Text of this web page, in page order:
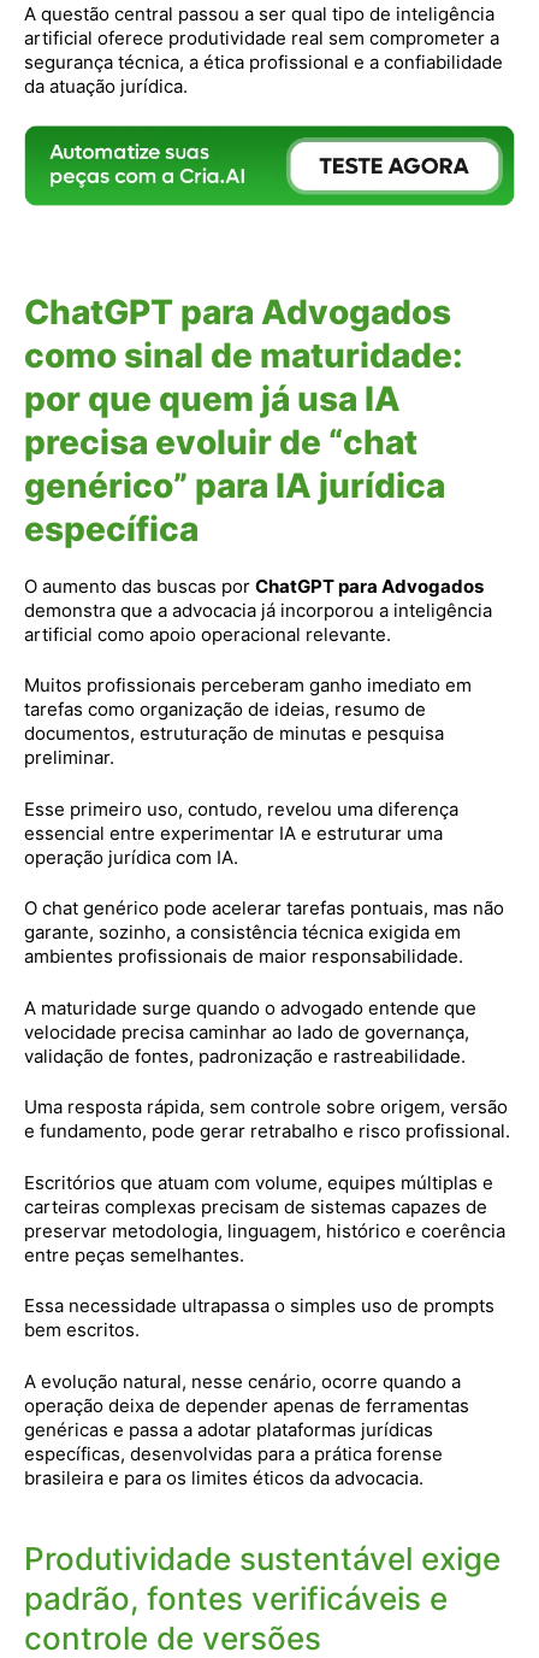
A questão central passou a ser qual tipo de inteligência
artificial oferece produtividade real sem comprometer a
segurança técnica, a ética profissional e a confiabilidade
da atuação jurídica.
ChatGPT para Advogados
como sinal de maturidade:
por que quem já usa IA
precisa evoluir de “chat
genérico” para IA jurídica
específica
O aumento das buscas por ChatGPT para Advogados
demonstra que a advocacia já incorporou a inteligência
artificial como apoio operacional relevante.
Muitos profissionais perceberam ganho imediato em
tarefas como organização de ideias, resumo de
documentos, estruturação de minutas e pesquisa
preliminar.
Esse primeiro uso, contudo, revelou uma diferença
essencial entre experimentar IA e estruturar uma
operação jurídica com IA.
O chat genérico pode acelerar tarefas pontuais, mas não
garante, sozinho, a consistência técnica exigida em
ambientes profissionais de maior responsabilidade.
A maturidade surge quando o advogado entende que
velocidade precisa caminhar ao lado de governança,
validação de fontes, padronização e rastreabilidade.
Uma resposta rápida, sem controle sobre origem, versão
e fundamento, pode gerar retrabalho e risco profissional.
Escritórios que atuam com volume, equipes múltiplas e
carteiras complexas precisam de sistemas capazes de
preservar metodologia, linguagem, histórico e coerência
entre peças semelhantes.
Essa necessidade ultrapassa o simples uso de prompts
bem escritos.
A evolução natural, nesse cenário, ocorre quando a
operação deixa de depender apenas de ferramentas
genéricas e passa a adotar plataformas jurídicas
específicas, desenvolvidas para a prática forense
brasileira e para os limites éticos da advocacia.
Produtividade sustentável exige
padrão, fontes verificáveis e
controle de versões